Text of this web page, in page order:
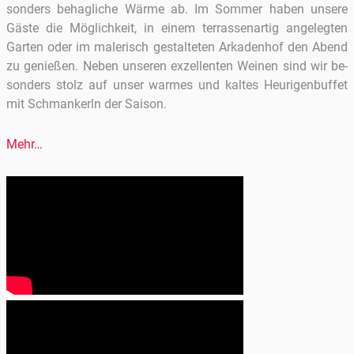
son­ders be­hag­li­che Wärme ab. Im Som­mer haben un­se­re
Gäste die Mög­lich­keit, in einem ter­ras­sen­ar­tig an­ge­leg­ten
Gar­ten oder im ma­le­risch ge­stal­te­ten Ar­ka­den­hof den Abend
zu ge­nie­ßen. Neben un­se­ren ex­zel­len­ten Wei­nen sind wir be­
son­ders stolz auf unser war­mes und kal­tes Heu­ri­gen­buf­fet
mit Schman­kerln der Sai­son.
Mehr…